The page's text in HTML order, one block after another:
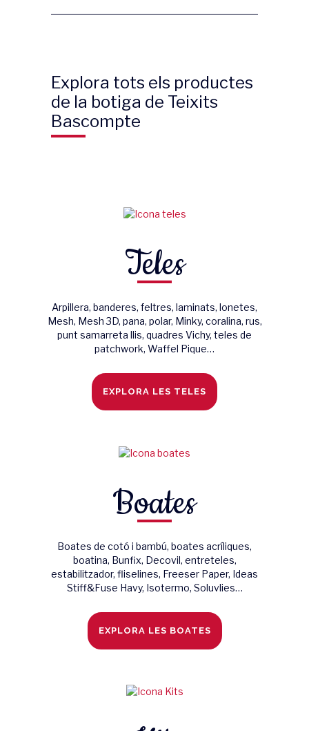
Explora tots els productes
de la botiga de Teixits
Bascompte
Teles
Arpillera, banderes, feltres, laminats, lonetes,
Mesh, Mesh 3D, pana, polar, Minky, coralina, rus,
punt samarreta llis, quadres Vichy, teles de
patchwork, Waffel Pique…
EXPLORA LES TELES
Boates
Boates de cotó i bambú, boates acríliques,
boatina, Bunfix, Decovil, entreteles,
estabilitzador, fliselines, Freeser Paper, Ideas
Stiff&Fuse Havy, Isotermo, Soluvlies…
EXPLORA LES BOATES